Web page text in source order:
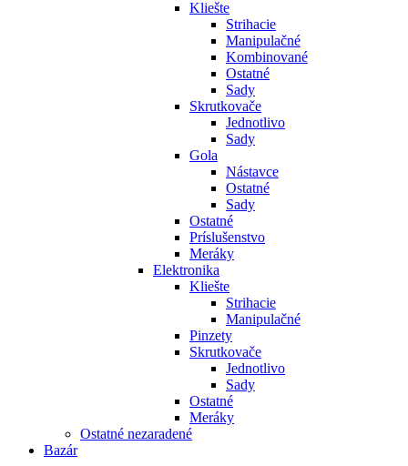
Kliešte
Strihacie
Manipulačné
Kombinované
Ostatné
Sady
Skrutkovače
Jednotlivo
Sady
Gola
Nástavce
Ostatné
Sady
Ostatné
Príslušenstvo
Meráky
Elektronika
Kliešte
Strihacie
Manipulačné
Pinzety
Skrutkovače
Jednotlivo
Sady
Ostatné
Meráky
Ostatné nezaradené
Bazár